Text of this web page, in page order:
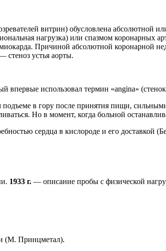
витрин) обусловлена абсолютной
нагрузка) или спазмом коронарных
Причиной абсолютной коронарной
стеноз устья аорты.
использовал термин «angina»
в гору после принятия пищи,
Но в момент, когда больной
сердца в кислороде и его доставкой
1933 г. — описание пробы с физической
(М. Принцметал).